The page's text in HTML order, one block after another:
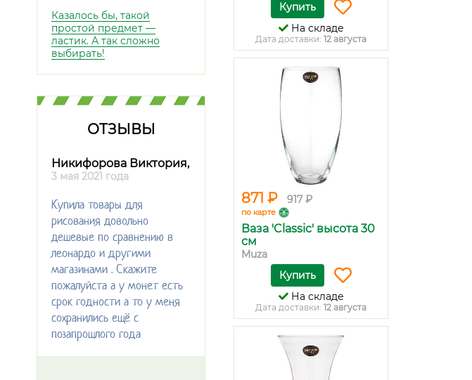
Казалось бы, такой
простой предмет —
ластик. А так сложно
выбирать!
ОТЗЫВЫ
Никифорова Виктория,
3 мая 2021 года
Купила товары для
рисования довольно
дешевые по сравнению в
леонардо и другими
магазинами . Скажите
пожалуйста а у монет есть
срок годности а то у меня
сохранились ещё с
позапрошлого года
Купить
На складе
Дата доставки: 12 августа
871 ₽ 917 ₽
по карте
Ваза 'Classic' высота 30
см
Muza
Купить
На складе
Дата доставки: 12 августа